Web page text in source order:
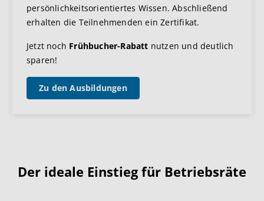
persönlichkeitsorientiertes Wissen. Abschließend
erhalten die Teilnehmenden ein Zertifikat.
Jetzt noch Frühbucher-Rabatt nutzen und deutlich
sparen!
Zu den Ausbildungen
Der ideale Einstieg für Betriebsräte